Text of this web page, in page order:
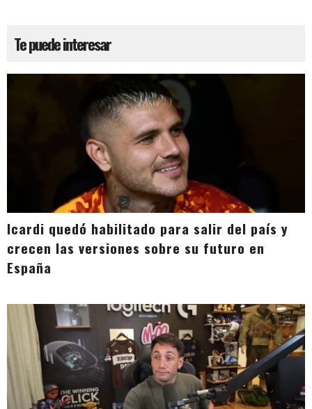
Te puede interesar
Icardi quedó habilitado para salir del país y
crecen las versiones sobre su futuro en
España